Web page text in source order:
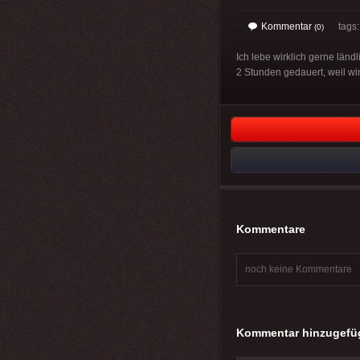
Kommentar (0) tags:
Ich lebe wirklich gerne
2 Stunden gedauert, weil
Kommentare
noch keine Kommentare
Kommentar